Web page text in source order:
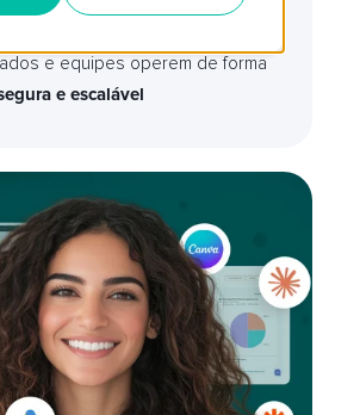
e equipes operem de forma
e escalável